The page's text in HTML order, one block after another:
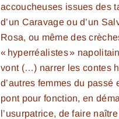
accoucheuses issues des
d’un Caravage ou d’un
Rosa, ou même des
« hyperréalistes »
vont (…) narrer les contes
d’autres femmes du passé
pont pour fonction, en
l’usurpatrice, de faire